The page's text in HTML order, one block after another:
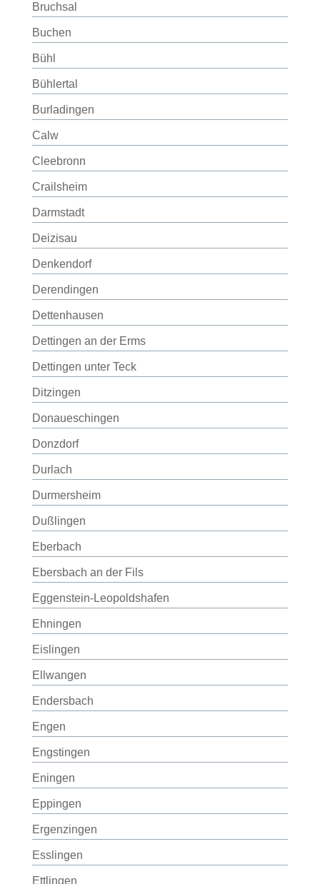
Bruchsal
Buchen
Bühl
Bühlertal
Burladingen
Calw
Cleebronn
Crailsheim
Darmstadt
Deizisau
Denkendorf
Derendingen
Dettenhausen
Dettingen an der Erms
Dettingen unter Teck
Ditzingen
Donaueschingen
Donzdorf
Durlach
Durmersheim
Dußlingen
Eberbach
Ebersbach an der Fils
Eggenstein-Leopoldshafen
Ehningen
Eislingen
Ellwangen
Endersbach
Engen
Engstingen
Eningen
Eppingen
Ergenzingen
Esslingen
Ettlingen